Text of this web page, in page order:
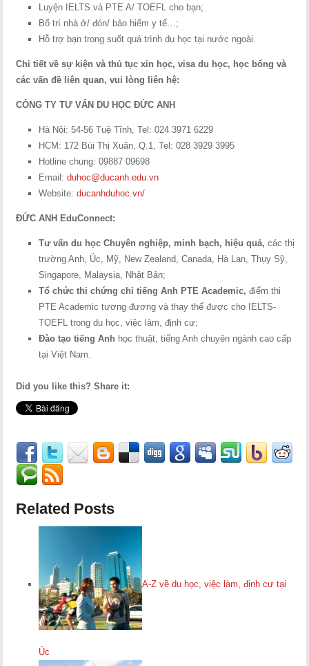
Luyện IELTS và PTE A/ TOEFL cho bạn;
Bố trí nhà ở/ đón/ bảo hiểm y tế…;
Hỗ trợ bạn trong suốt quá trình du học tại nước ngoài.
Chi tiết về sự kiện và thủ tục xin học, visa du học, học bổng và
các vấn đề liên quan, vui lòng liên hệ:
CÔNG TY TƯ VẤN DU HỌC ĐỨC ANH
Hà Nội: 54-56 Tuệ Tĩnh, Tel: 024 3971 6229
HCM: 172 Bùi Thị Xuân, Q.1, Tel: 028 3929 3995
Hotline chung: 09887 09698
Email:duhoc@ducanh.edu.vn
Website:ducanhduhoc.vn/
ĐỨC ANH EduConnect:
Tư vấn du học Chuyên nghiệp, minh bạch, hiệu quả,các thị
trường Anh, Úc, Mỹ, New Zealand, Canada, Hà Lan, Thụy Sỹ,
Singapore, Malaysia, Nhật Bản;
Tổ chức thi chứng chỉ tiếng Anh PTE Academic,điểm thi
PTE Academic tương đương và thay thế được cho IELTS-
TOEFL trong du học, việc làm, định cư;
Đào tạo tiếng Anh học thuật, tiếng Anh chuyên ngành cao cấp
tại Việt Nam.
Did you like this? Share it:
Related Posts
A-Z về du học, việc làm, định cư tại
Úc